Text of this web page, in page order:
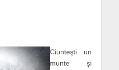
Ciunteşti un
munte şi